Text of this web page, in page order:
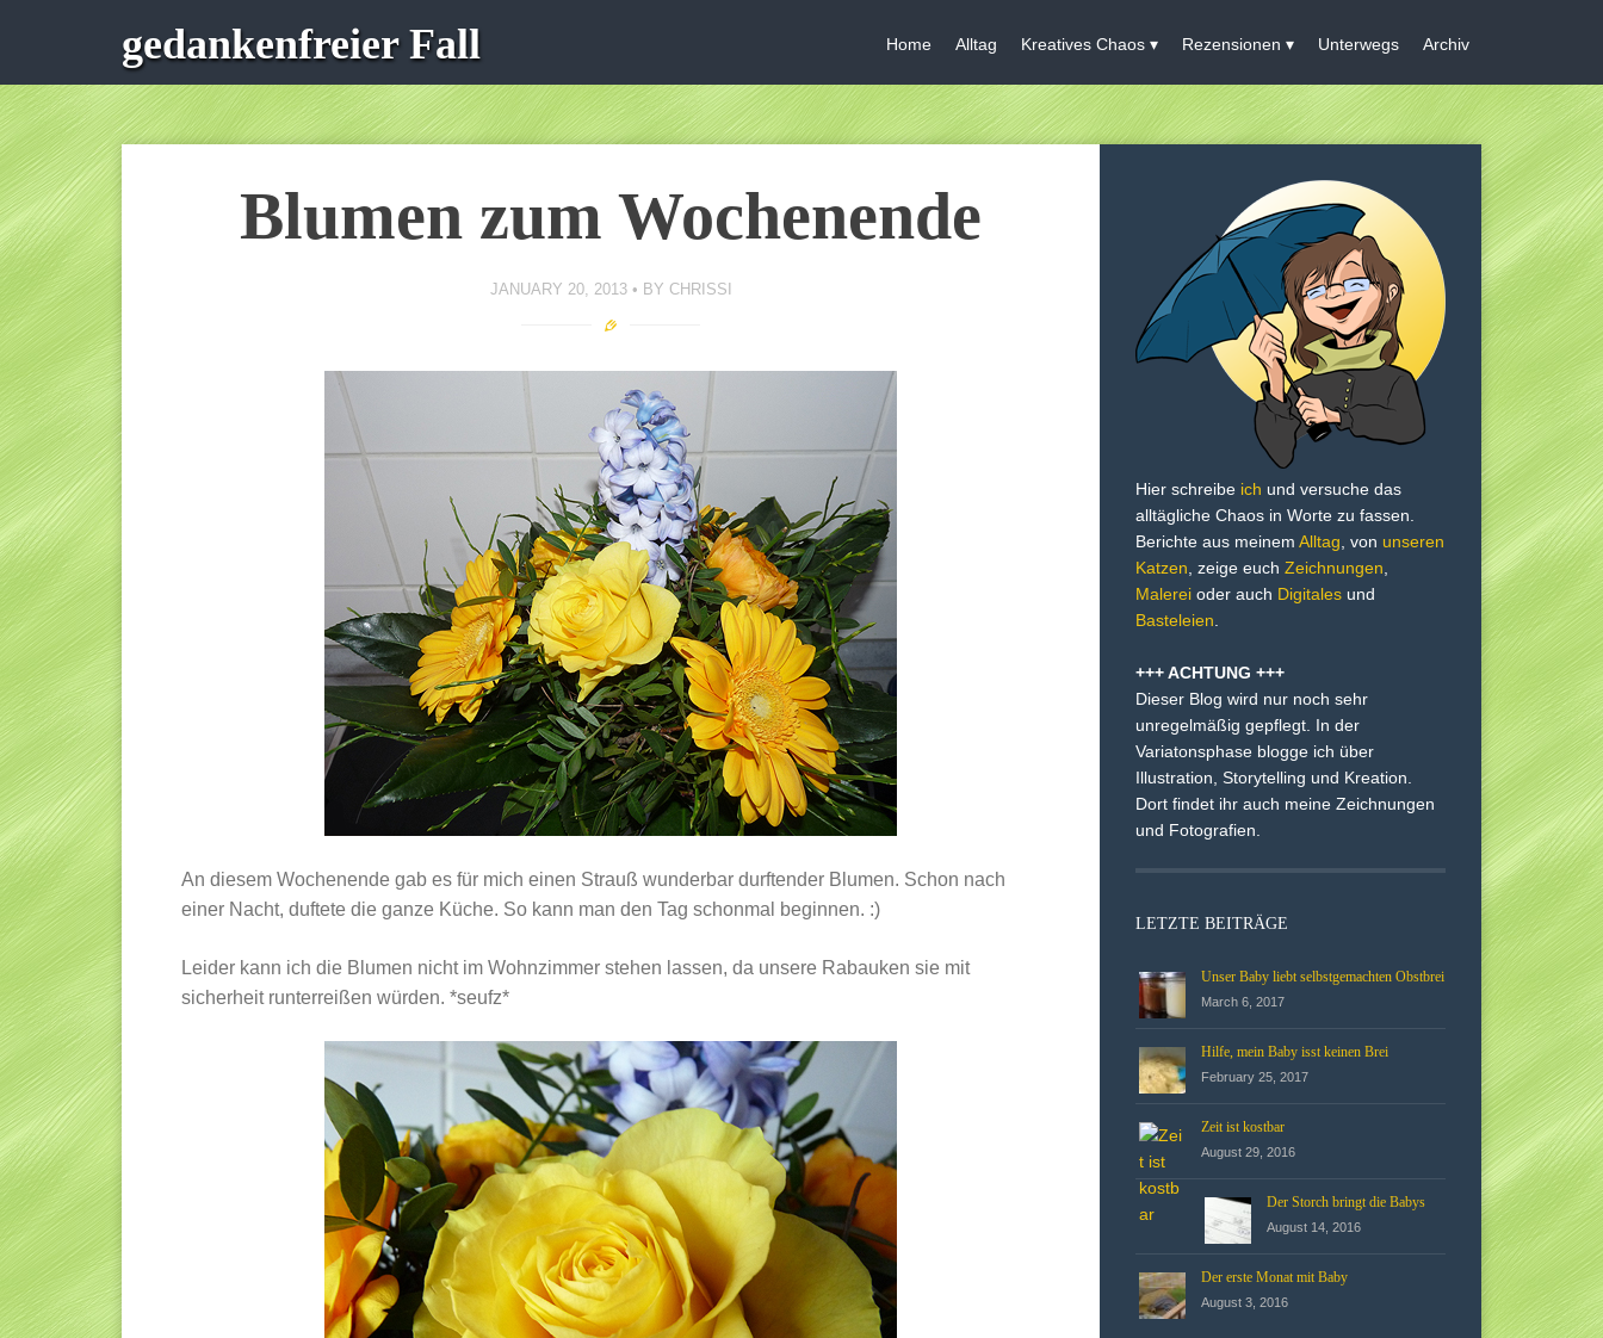
gedankenfreier Fall Home Alltag Kreatives Chaos Rezensionen Unterwegs Archiv
Blumen zum Wochenende
JANUARY 20, 2013 BY CHRISSI
An diesem Wochenende gab es für mich einen Strauß wunderbar durftender Blumen. Schon nach
einer Nacht, duftete die ganze Küche. So kann man den Tag schonmal beginnen. :)
Leider kann ich die Blumen nicht im Wohnzimmer stehen lassen, da unsere Rabauken sie mit
sicherheit runterreißen würden. *seufz*
Hier schreibe ich und versuche das
alltägliche Chaos in Worte zu fassen.
Berichte aus meinem Alltag , von unseren
Katzen , zeige euch Zeichnungen
Malerei oder auch Digitales und
Basteleien
+++ ACHTUNG +++
Dieser Blog wird nur noch sehr
unregelmäßig gepflegt. In der
Variatonsphase blogge ich über
Illustration, Storytelling und Kreation.
Dort findet ihr auch meine Zeichnungen
und Fotografien.
LETZTE BEITRÄGE
Unser Baby liebt selbstgemachten Obstbrei
March 6, 2017
Hilfe, mein Baby isst keinen Brei
February 25, 2017
Zeit ist kostbar
August 29, 2016
Der Storch bringt die Babys
August 14, 2016
Der erste Monat mit Baby
August 3, 2016